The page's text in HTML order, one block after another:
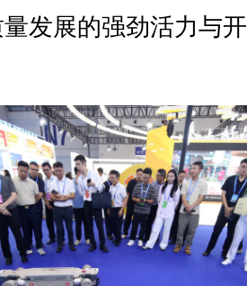
发展的强劲活力与